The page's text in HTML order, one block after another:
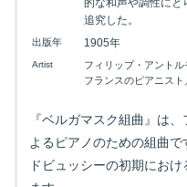
的な和声や調性にと
追究した。
出版年 1905年
Artist
フィリップ・アントル
フランスのピアニスト
『ベルガマスク組曲』は
よるピアノのための組曲で
ドビュッシーの初期にお